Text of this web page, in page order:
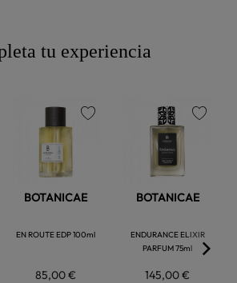
tu experiencia
BOTANICAE
EN ROUTE EDP 100ml
85,00 €
BOTANICAE
ENDURANCE ELIXIR
PARFUM 75ml
145,00 €